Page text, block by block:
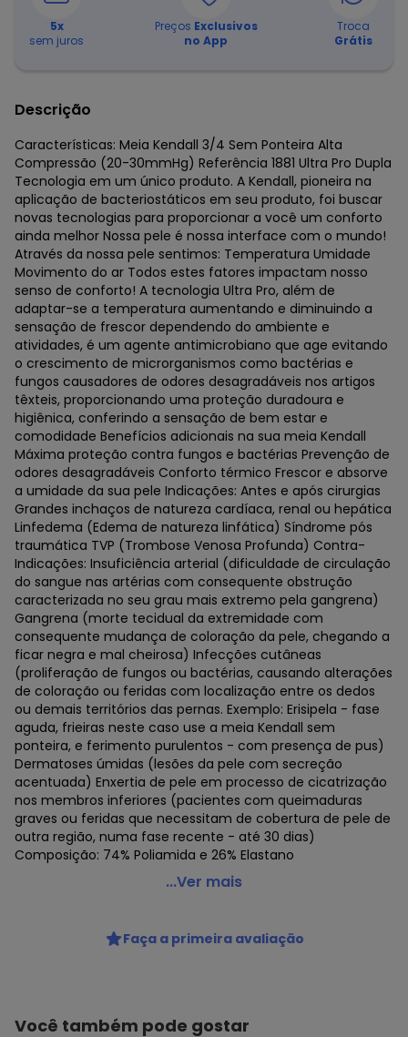
5x
sem juros
Preços Exclusivos
no App
Troca
Grátis
Descrição
Características: Meia Kendall 3/4 Sem Ponteira Alta
Compressão (20-30mmHg) Referência 1881 Ultra Pro Dupla
Tecnologia em um único produto. A Kendall, pioneira na
aplicação de bacteriostáticos em seu produto, foi buscar
novas tecnologias para proporcionar a você um conforto
ainda melhor Nossa pele é nossa interface com o mundo!
Através da nossa pele sentimos: Temperatura Umidade
Movimento do ar Todos estes fatores impactam nosso
senso de conforto! A tecnologia Ultra Pro, além de
adaptar-se a temperatura aumentando e diminuindo a
sensação de frescor dependendo do ambiente e
atividades, é um agente antimicrobiano que age evitando
o crescimento de microrganismos como bactérias e
fungos causadores de odores desagradáveis nos artigos
têxteis, proporcionando uma proteção duradoura e
higiênica, conferindo a sensação de bem estar e
comodidade Benefícios adicionais na sua meia Kendall
Máxima proteção contra fungos e bactérias Prevenção de
odores desagradáveis Conforto térmico Frescor e absorve
a umidade da sua pele Indicações: Antes e após cirurgias
Grandes inchaços de natureza cardíaca, renal ou hepática
Linfedema (Edema de natureza linfática) Síndrome pós
traumática TVP (Trombose Venosa Profunda) Contra-
Indicações: Insuficiência arterial (dificuldade de circulação
do sangue nas artérias com consequente obstrução
caracterizada no seu grau mais extremo pela gangrena)
Gangrena (morte tecidual da extremidade com
consequente mudança de coloração da pele, chegando a
ficar negra e mal cheirosa) Infecções cutâneas
(proliferação de fungos ou bactérias, causando alterações
de coloração ou feridas com localização entre os dedos
ou demais territórios das pernas. Exemplo: Erisipela - fase
aguda, frieiras neste caso use a meia Kendall sem
ponteira, e ferimento purulentos - com presença de pus)
Dermatoses úmidas (lesões da pele com secreção
acentuada) Enxertia de pele em processo de cicatrização
nos membros inferiores (pacientes com queimaduras
graves ou feridas que necessitam de cobertura de pele de
outra região, numa fase recente - até 30 dias)
Composição: 74% Poliamida e 26% Elastano
Kendall - Meia 3/4 Kendall Alta Compressão sem
Código do produto: 22026200
Colecao : ALTA COMPRESSAO
...Ver mais
Faça a primeira avaliação
Você também pode gostar